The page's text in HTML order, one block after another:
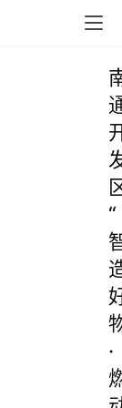
“
·